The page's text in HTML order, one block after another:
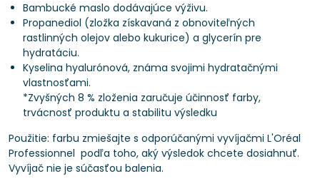
Bambucké maslo dodávajúce výživu.
Propanediol (zložka získavaná z obnoviteľných
rastlinných olejov alebo kukurice) a glycerín pre
hydratáciu.
Kyselina hyalurónová, známa svojimi hydratačnými
vlastnosťami.
*Zvyšných 8 % zloženia zaručuje účinnosť farby,
trvácnosť produktu a stabilitu výsledku
Použitie: farbu zmiešajte s odporúčanými vyvíjačmi L'Oréal
Professionnel podľa toho, aký výsledok chcete dosiahnuť.
Vyvíjač nie je súčasťou balenia.